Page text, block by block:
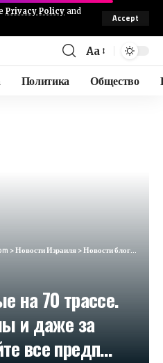
Privacy Policy and
Accept
Aa
Политика Общество
>Новости Израиля>Новости блогосферы
на 70 трассе.
и даже за
все предп…